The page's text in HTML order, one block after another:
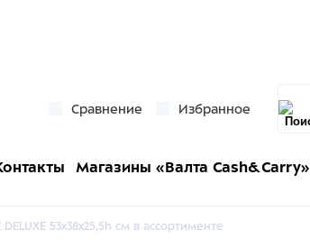
Сравнение Избранное
Магазины «Валта Cash&Carry»
53x38x25,5h см в ассортименте